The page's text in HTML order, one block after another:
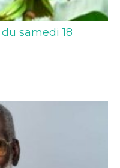
samedi 18